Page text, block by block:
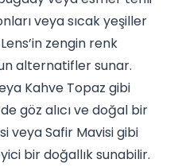
veya sıcak yeşiller
zengin renk
alternatifler sunar.
Kahve Topaz gibi
göz alıcı ve doğal bir
veya Safir Mavisi gibi
bir doğallık sunabilir.